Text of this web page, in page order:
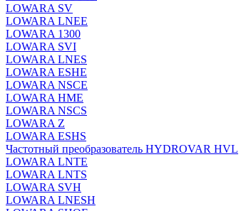
LOWARA SV
LOWARA LNEE
LOWARA 1300
LOWARA SVI
LOWARA LNES
LOWARA ESHE
LOWARA NSCE
LOWARA HME
LOWARA NSCS
LOWARA Z
LOWARA ESHS
Частотный преобразователь HYDROVAR HVL
LOWARA LNTE
LOWARA LNTS
LOWARA SVH
LOWARA LNESH